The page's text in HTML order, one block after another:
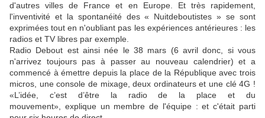
d'autres villes de France et en Europe. Et très rapidement,
l'inventivité et la spontanéité des « Nuitdeboutistes » se sont
exprimées tout en n'oubliant pas les expériences antérieures : les
radios et TV libres par exemple.
Radio Debout est ainsi née le 38 mars (6 avril donc, si vous
n'arrivez toujours pas à passer au nouveau calendrier) et a
commencé à émettre depuis la place de la République avec trois
micros, une console de mixage, deux ordinateurs et une clé 4G !
«L’idée, c’est d’être la radio de la place et du
mouvement», explique un membre de l'équipe : et c'était parti